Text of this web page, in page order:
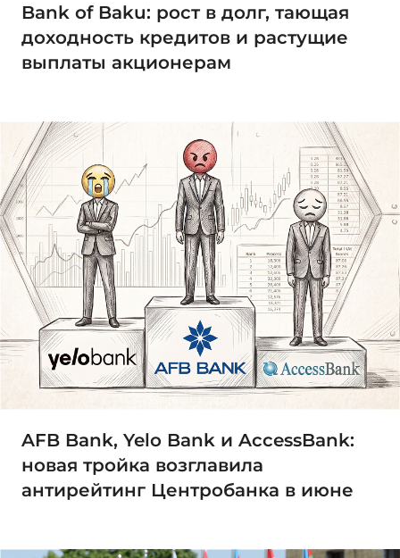
Bank of Baku: рост в долг, тающая
доходность кредитов и растущие
выплаты акционерам
AFB Bank, Yelo Bank и AccessBank:
новая тройка возглавила
антирейтинг Центробанка в июне